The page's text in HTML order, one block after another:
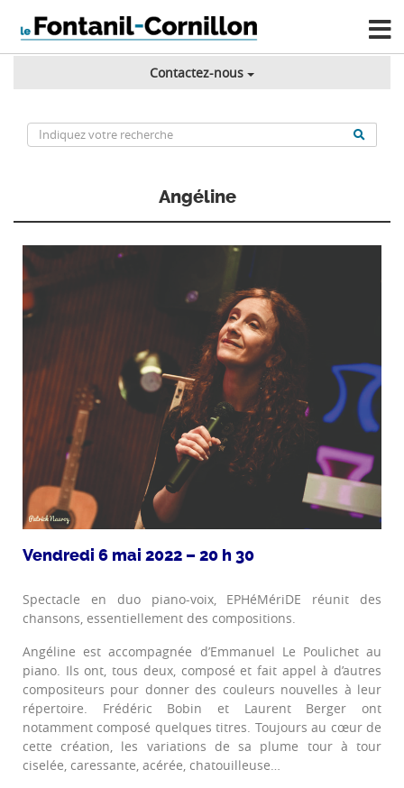
Contactez-nous
Angéline
Vendredi 6 mai 2022 – 20 h 30
Spectacle en duo piano-voix, EPHéMériDE réunit des
chansons, essentiellement des compositions.
Angéline est accompagnée d’Emmanuel Le Poulichet au
piano. Ils ont, tous deux, composé et fait appel à d’autres
compositeurs pour donner des couleurs nouvelles à leur
répertoire. Frédéric Bobin et Laurent Berger ont
notamment composé quelques titres. Toujours au cœur de
cette création, les variations de sa plume tour à tour
ciselée, caressante, acérée, chatouilleuse…